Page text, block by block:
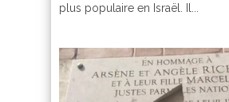
plus populaire en Israël. Il...